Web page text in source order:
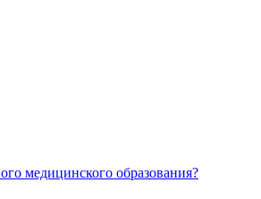
медицинского образования?